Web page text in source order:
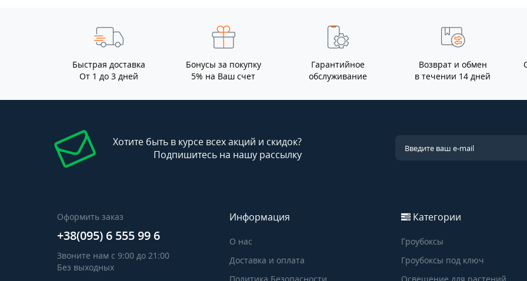
Быстрая доставка
От 1 до 3 дней
Бонусы за покупку
5% на Ваш счет
Гарантийное
обслуживание
Возврат и обмен
в течении 14 дней
Хотите быть в курсе всех акций и скидок?
Подпишитесь на нашу рассылку
Оформить заказ
+38(095) 6 555 99 6
Звоните нам с 9:00 до 21:00
Без выходных
Информация
О нас
Доставка и оплата
Категории
Гроубоксы
Гроубоксы под ключ